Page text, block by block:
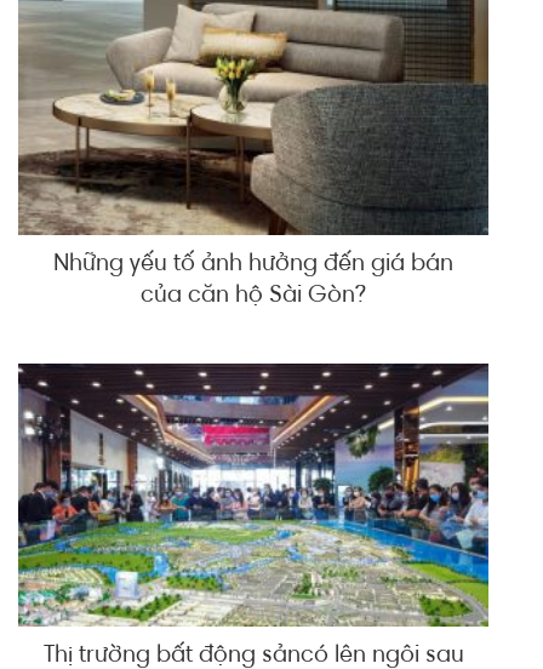
Những yếu tố ảnh hưởng đến giá bán
của căn hộ Sài Gòn?
Thị trường bất động sảncó lên ngôi sau